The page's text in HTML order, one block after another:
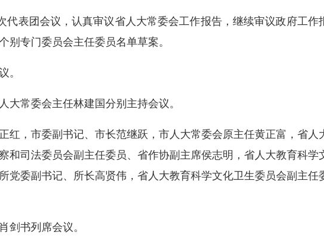
表团会议，认真审议省人大常委会工作报告，继续审议政府工作
专门委员会主任委员名单草案。
。
常委会主任林建国分别主持会议。
，市委副书记、市长范继跃，市人大常委会原主任黄正富，省人
和司法委员会副主任委员、省作协副主席侯志明，省人大教育科学
党委副书记、所长高贤伟，省人大教育科学文化卫生委员会副主任
书列席会议。